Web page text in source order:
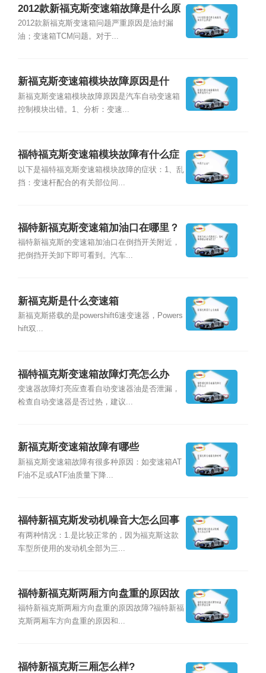
2012款新福克斯变速箱故障是什么原
因?
2012款新福克斯变速箱问题严重原因是油封漏
油；变速箱TCM问题。对于...
新福克斯变速箱模块故障原因是什
么？
新福克斯变速箱模块故障原因是汽车自动变速箱
控制模块出错。1、分析：变速...
福特福克斯变速箱模块故障有什么症
状？
以下是福特福克斯变速箱模块故障的症状：1、乱
挡：变速杆配合的有关部位间...
福特新福克斯变速箱加油口在哪里？
福特新福克斯的变速箱加油口在倒挡开关附近，
把倒挡开关卸下即可看到。汽车...
新福克斯是什么变速箱
新福克斯搭载的是powershift6速变速器，Powers
hift双...
福特福克斯变速箱故障灯亮怎么办
变速器故障灯亮应查看自动变速器油是否泄漏，
检查自动变速器是否过热，建议...
新福克斯变速箱故障有哪些
新福克斯变速箱故障有很多种原因：如变速箱AT
F油不足或ATF油质量下降...
福特新福克斯发动机噪音大怎么回事
有两种情况：1.是比较正常的，因为福克斯这款
车型所使用的发动机全部为三...
福特新福克斯两厢方向盘重的原因故
障
福特新福克斯两厢方向盘重的原因故障?福特新福
克斯两厢车方向盘重的原因和...
福特新福克斯三厢怎么样?